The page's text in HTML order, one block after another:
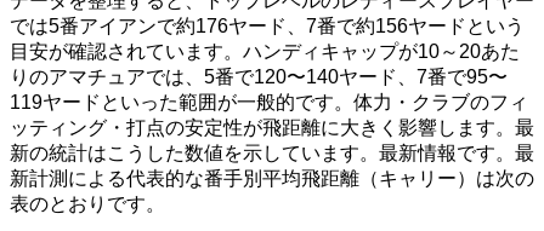
では5番アイアンで約176ヤード、7番で約156ヤードという
目安が確認されています。ハンディキャップが10～20あた
りのアマチュアでは、5番で120〜140ヤード、7番で95〜
119ヤードといった範囲が一般的です。体力・クラブのフィ
ッティング・打点の安定性が飛距離に大きく影響します。最
新の統計はこうした数値を示しています。最新情報です。最
新計測による代表的な番手別平均飛距離（キャリー）は次の
表のとおりです。